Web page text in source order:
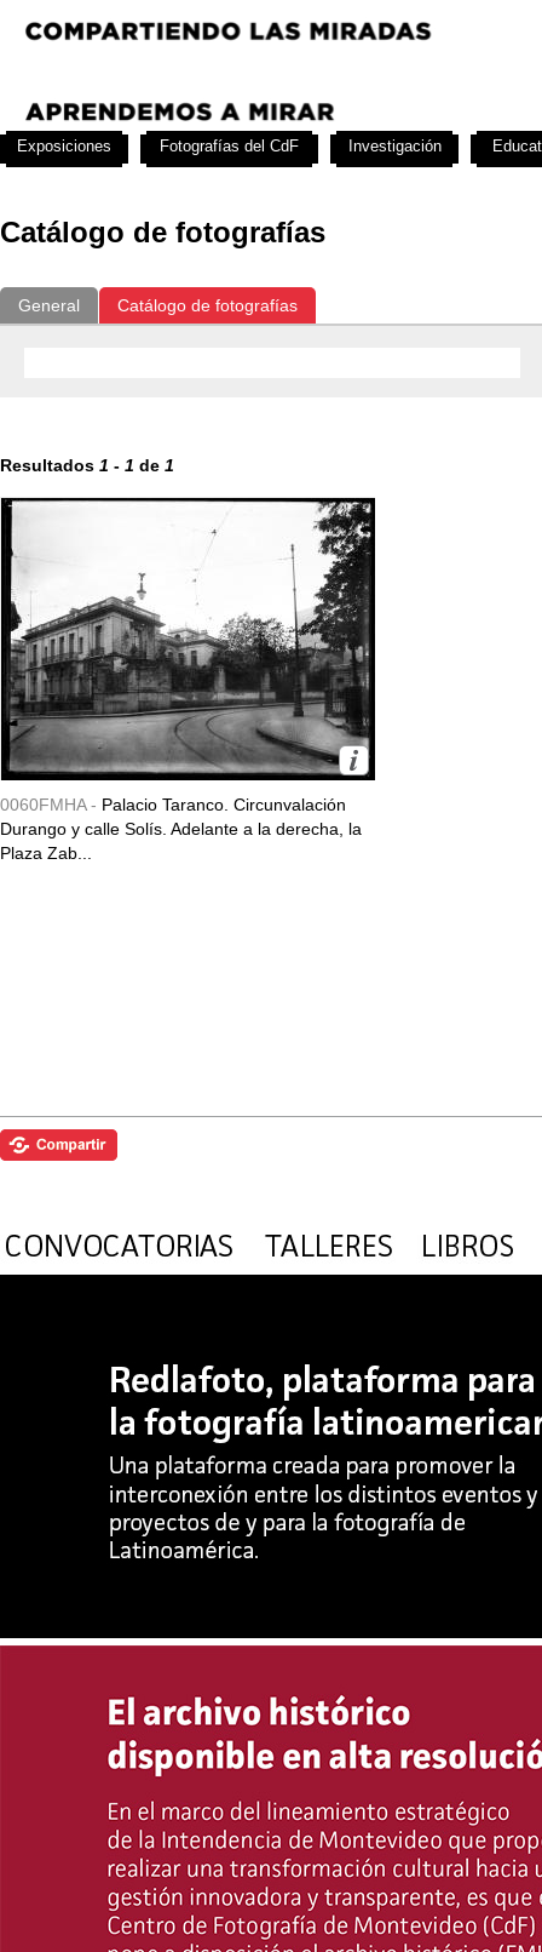
Catálogo de fotografías
General Catálogo de fotografías
Resultados 1 - 1 de 1
0060FMHA - Palacio Taranco. Circunvalación
Durango y calle Solís. Adelante a la derecha, la
Plaza Zab...
Exposiciones Fotografías del CdF Investigación